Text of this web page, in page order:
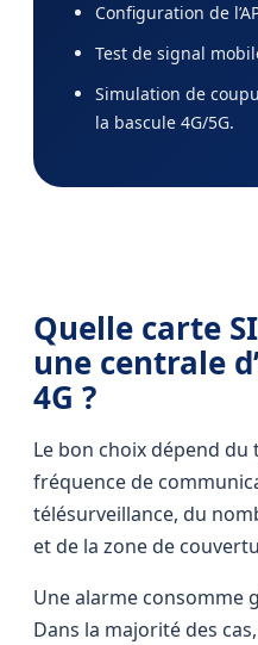
Configuration de
Test de signal
Simulation de
la bascule 4G/5G.
Quelle carte
une centrale
4G ?
Le bon choix dépend du
fréquence de
télésurveillance, du
et de la zone de
Une alarme consomme
Dans la majorité des